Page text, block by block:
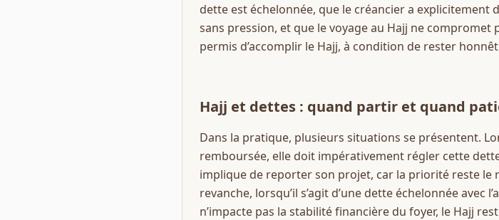
dette est échelonnée, que le créancier a explicitement
sans pression, et que le voyage au Hajj ne
permis d’accomplir le Hajj, à condition de rester
Hajj et dettes : quand partir et quand
Dans la pratique, plusieurs situations se présentent.
remboursée, elle doit impérativement régler cette
implique de reporter son projet, car la priorité reste le
revanche, lorsqu’il s’agit d’une dette échelonnée avec
n’impacte pas la stabilité financière du foyer, le Hajj